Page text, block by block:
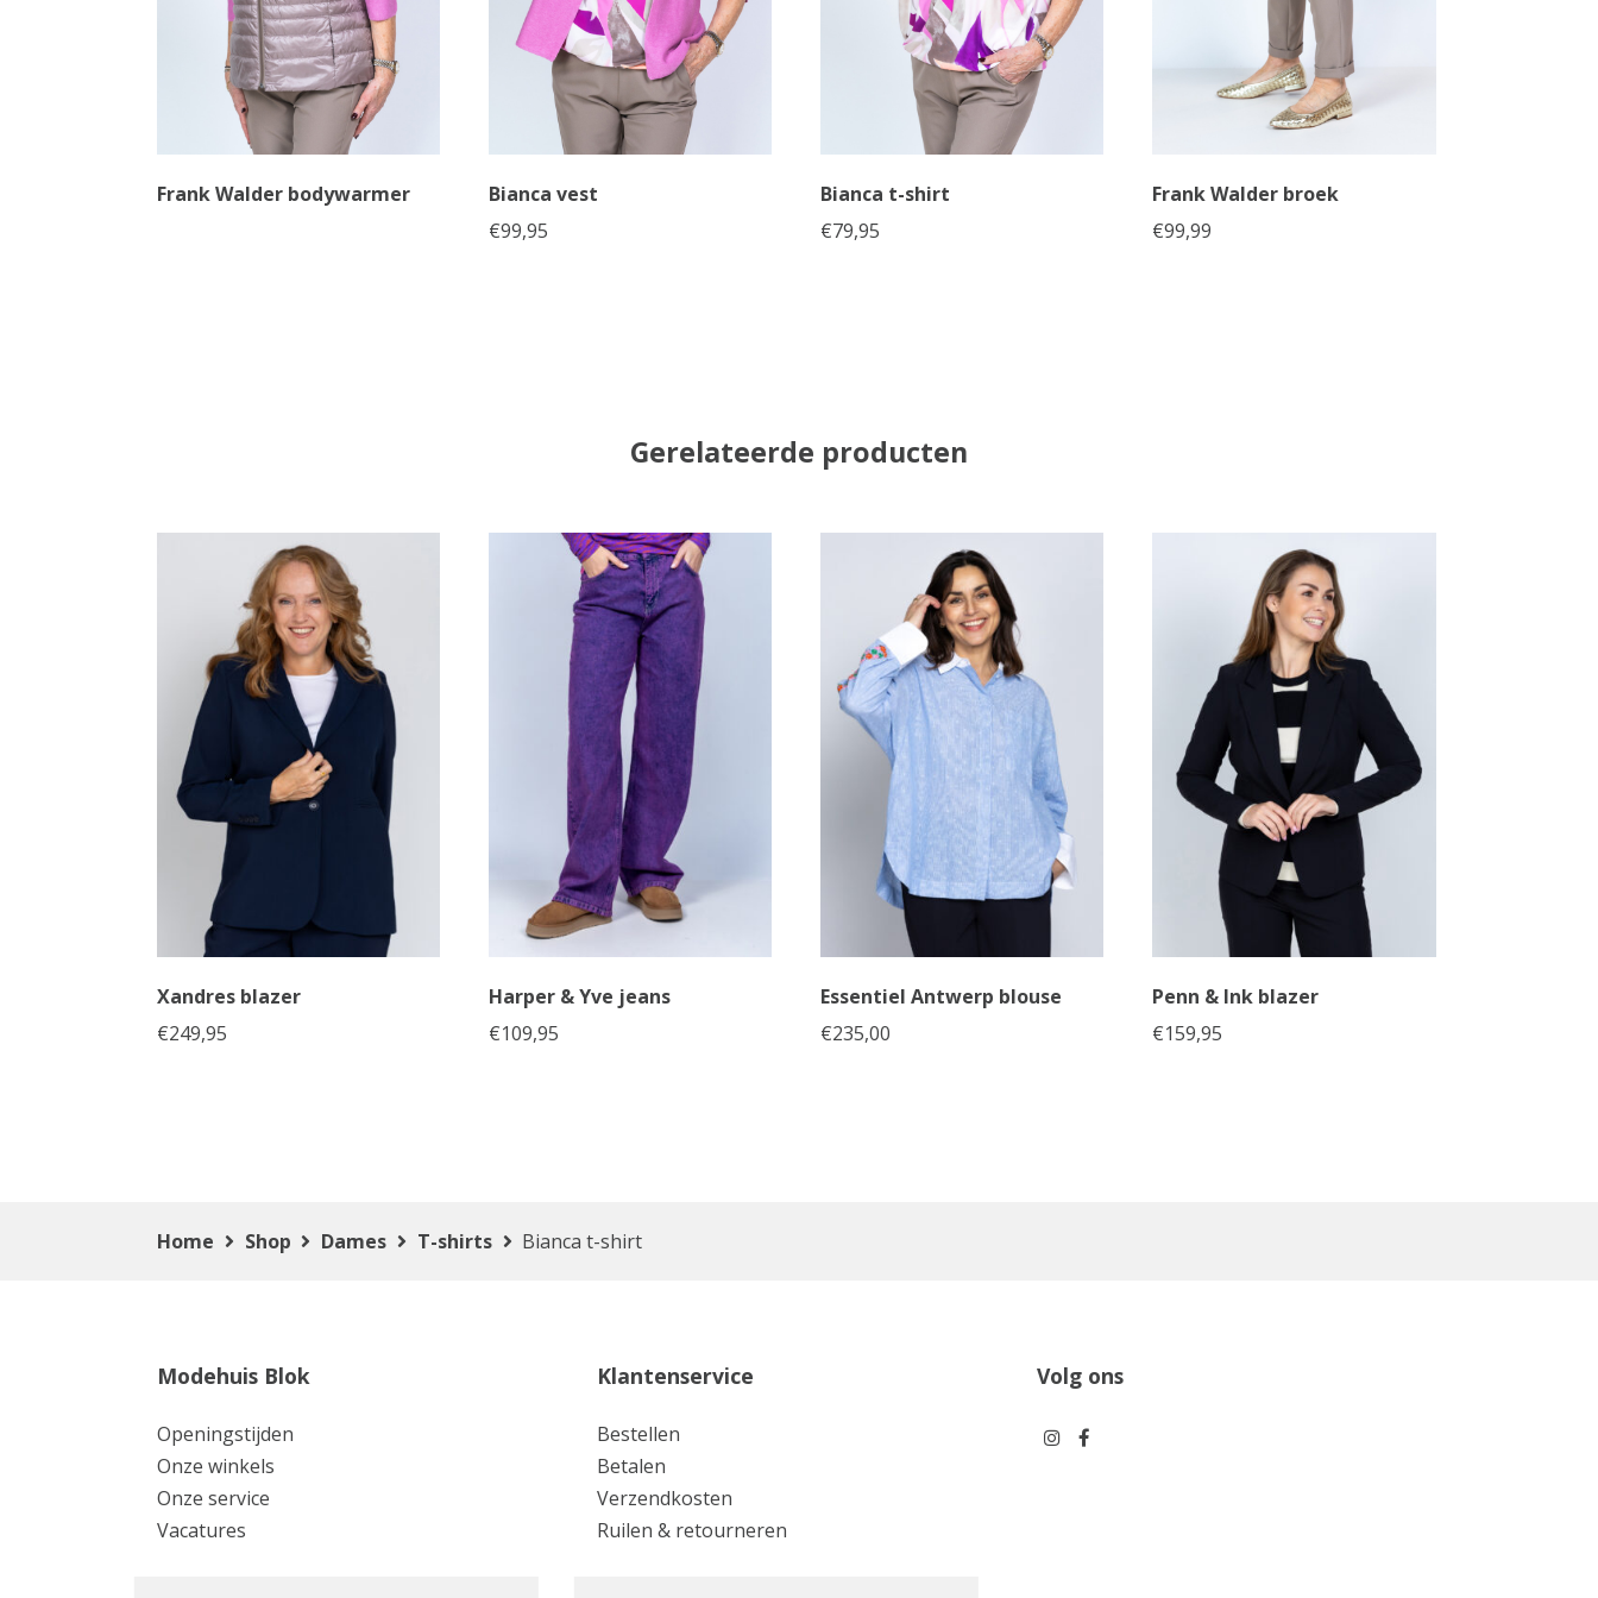
Frank Walder bodywarmer
Bianca vest
€99,95
Bianca t-shirt
€79,95
Frank Walder broek
€99,99
Gerelateerde producten
Xandres blazer
€249,95
Harper & Yve jeans
€109,95
Essentiel Antwerp blouse
€235,00
Penn & Ink blazer
€159,95
Home Shop Dames T-shirts Bianca t-shirt
Modehuis Blok
Openingstijden
Onze winkels
Onze service
Vacatures
Klantenservice
Bestellen
Betalen
Verzendkosten
Ruilen & retourneren
Volg ons